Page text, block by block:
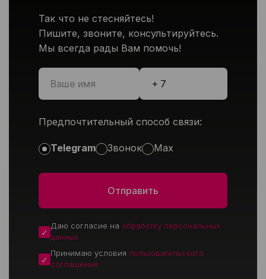
Так что не стесняйтесь!
Пишите, звоните, консультируйтесь.
Мы всегда рады Вам помочь!
Предпочтительный способ связи:
Telegram Звонок Max
Даю согласие на обработку персональных
данных
Принимаю условия пользовательского
соглашения